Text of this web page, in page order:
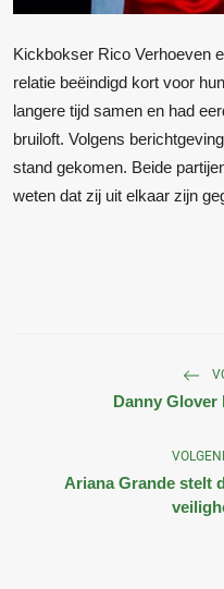
Kickbokser Rico Verhoeven
relatie beëindigd kort voor
langere tijd samen en had
bruiloft. Volgens
stand gekomen. Beide
weten dat zij uit elkaar zijn
Danny Glover
Ariana Grande stelt